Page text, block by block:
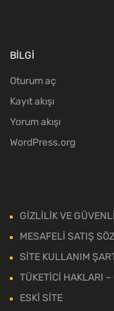
BİLGİ
Oturum aç
Kayıt akışı
Yorum akışı
WordPress.org
GİZLİLİK VE
MESAFELİ SATIŞ
SİTE KULLANIM
TÜKETİCİ HAKLARI
ESKİ SİTE